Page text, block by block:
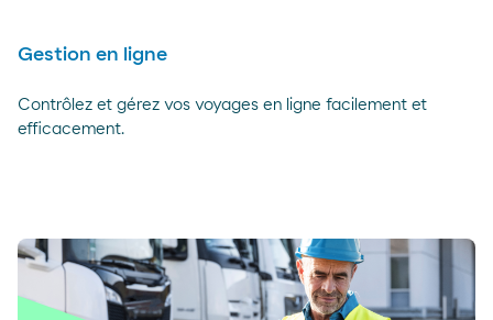
Gestion en ligne
Contrôlez et gérez vos voyages en ligne facilement et
efficacement.